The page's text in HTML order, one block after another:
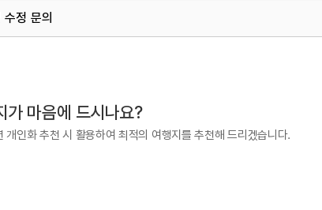
정 문의
가 마음에 드시나요?
개인화 추천 시 활용하여 최적의 여행지를 추천해 드리겠습니다.